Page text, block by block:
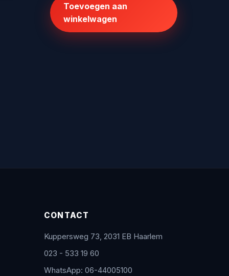
€918,00.€619,99.
Toevoegen aan
winkelwagen
CONTACT
Kuppersweg 73, 2031 EB Haarlem
023 - 533 19 60
WhatsApp: 06-44005100